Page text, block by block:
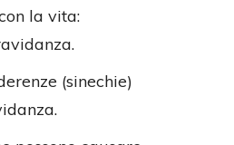
la vita:
(sinechie)